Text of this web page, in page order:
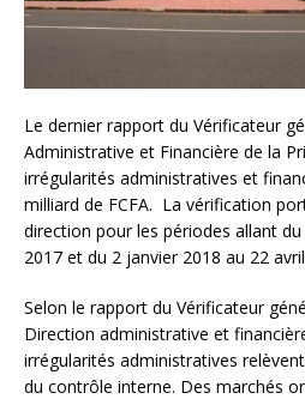
Le dernier rapport du Vérificateur
Administrative et Financière de la
irrégularités administratives et
milliard de FCFA. La vérification
direction pour les périodes allant
2017 et du 2 janvier 2018 au 22
Selon le rapport du Vérificateur
Direction administrative et
irrégularités administratives
du contrôle interne. Des marchés